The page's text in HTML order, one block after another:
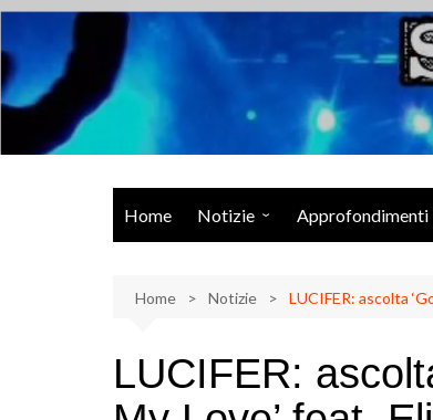
Salta
contenuto
Musica Rock, Metal, Punk e varie sonorità alternative
Home Notizie
Eventi
Libri
Approfondimenti
Home Notizie LUCIFER: ascolta
LUCIFER: